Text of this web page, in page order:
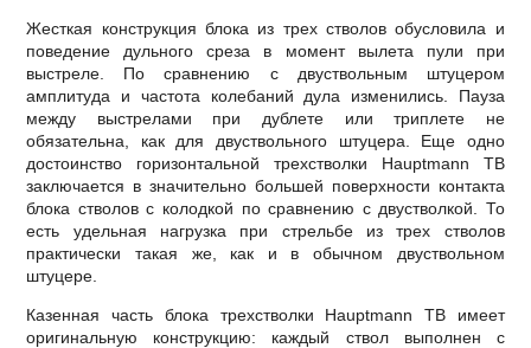
Жесткая конструкция блока из трех стволов обусловила и
поведение дульного среза в момент вылета пули при
выстреле. По сравнению с двуствольным штуцером
амплитуда и частота колебаний дула изменились. Пауза
между выстрелами при дублете или триплете не
обязательна, как для двуствольного штуцера. Еще одно
достоинство горизонтальной трехстволки Hauptmann TB
заключается в значительно большей поверхности контакта
блока стволов с колодкой по сравнению с двустволкой. То
есть удельная нагрузка при стрельбе из трех стволов
практически такая же, как и в обычном двуствольном
штуцере.
Казенная часть блока трехстволки Hauptmann TB имеет
оригинальную конструкцию: каждый ствол выполнен с